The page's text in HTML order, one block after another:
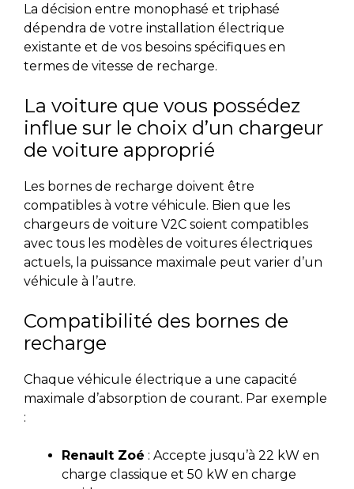
La décision entre monophasé et triphasé
dépendra de votre installation électrique
existante et de vos besoins spécifiques en
termes de vitesse de recharge.
La voiture que vous possédez
influe sur le choix d’un chargeur
de voiture approprié
Les bornes de recharge doivent être
compatibles à votre véhicule. Bien que les
chargeurs de voiture V2C soient compatibles
avec tous les modèles de voitures électriques
actuels, la puissance maximale peut varier d’un
véhicule à l’autre.
Compatibilité des bornes de
recharge
Chaque véhicule électrique a une capacité
maximale d’absorption de courant. Par exemple
:
Renault Zoé : Accepte jusqu’à 22 kW en
charge classique et 50 kW en charge